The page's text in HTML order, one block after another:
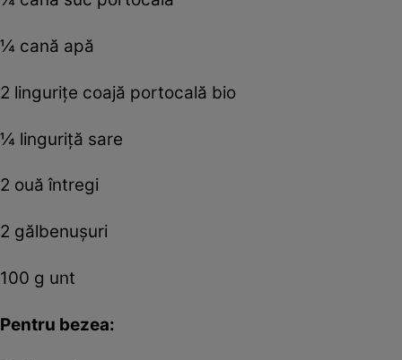
¼ cană apă
2 linguriţe coajă portocală bio
¼ linguriţă sare
2 ouă întregi
2 gălbenușuri
100 g unt
Pentru bezea: